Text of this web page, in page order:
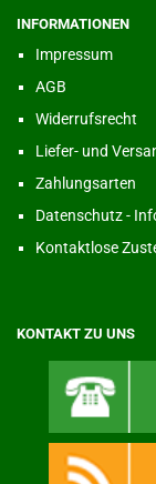
INFORMATIONEN
Impressum
AGB
Widerrufsrecht
Liefer- und
Zahlungsarten
Datenschutz -
Kontaktlose
KONTAKT ZU UNS